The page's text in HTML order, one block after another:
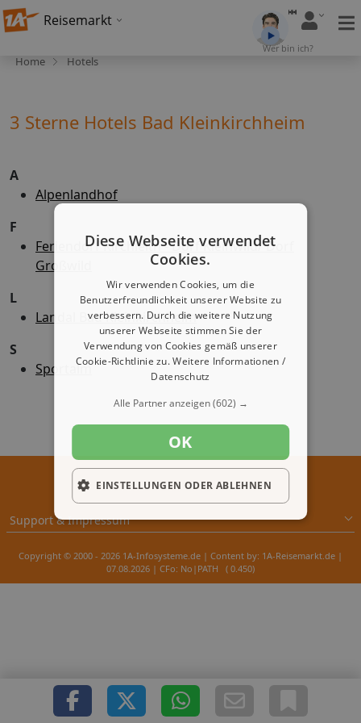
Reisemarkt
Wer bin ich?
Home Hotels
3 Sterne Hotels Bad Kleinkirchheim
A
Alpenlandhof
F
Feriendorf Kirchleitn - Dorf Kleinwild/ Dorf
Großwild
L
Landal Bad Kleinkirchheim
S
Sportalm
Support & Impressum
Copyright © 2000 - 2026 1A-Infosysteme.de | Content by: 1A-Reisemarkt.de |
07.08.2026 | CFo: No|PATH ( 0.450)
Diese Webseite verwendet
Cookies.
Wir verwenden Cookies, um die
Benutzerfreundlichkeit unserer Website zu
verbessern. Durch die weitere Nutzung
unserer Webseite stimmen Sie der
Verwendung von Cookies gemäß unserer
Cookie-Richtlinie zu.Weitere Informationen /
Datenschutz
Alle Partner anzeigen(602) →
OK
EINSTELLUNGEN ODER ABLEHNEN